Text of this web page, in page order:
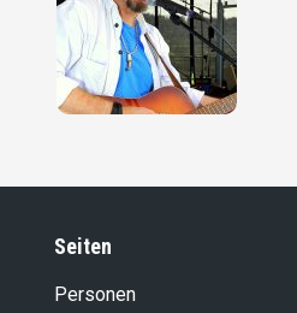
Seiten
Personen